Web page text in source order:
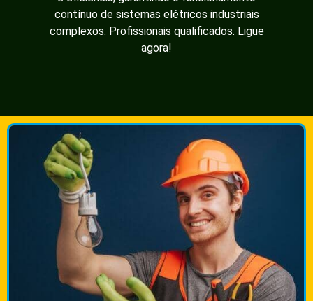
Instalação de Chuveiro
Instalação de Chuveiro: Atendimento emergencial
24h para instalação de chuveiros elétricos.
Profissionais qualificados à disposição. Ligue agora!
Instalação de Torneira
Instalação de Torneira Elétrica: Atendimento
especializado 24h para instalação de torneiras
elétricas. Garantimos uma instalação segura e
eficiente, cuidando da fiação e do sistema elétrico
para o perfeito funcionamento da sua torneira.
Profissionais qualificados prontos para atender.